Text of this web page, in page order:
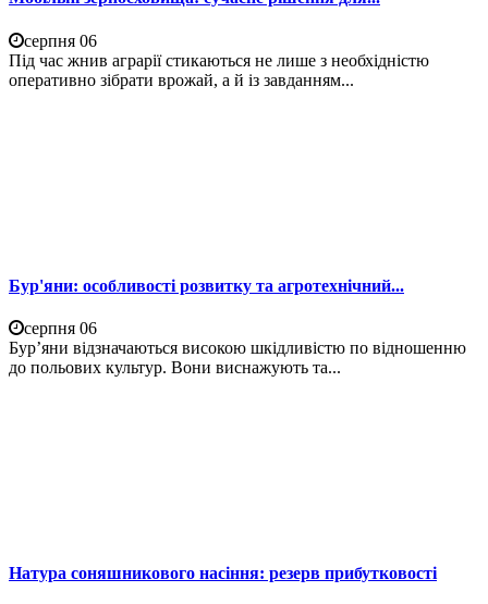
серпня 06
Під час жнив аграрії стикаються не лише з необхідністю
оперативно зібрати врожай, а й із завданням...
Бур'яни: особливості розвитку та агротехнічний...
серпня 06
Бур’яни відзначаються високою шкідливістю по відношенню
до польових культур. Вони виснажують та...
Натура соняшникового насіння: резерв прибутковості